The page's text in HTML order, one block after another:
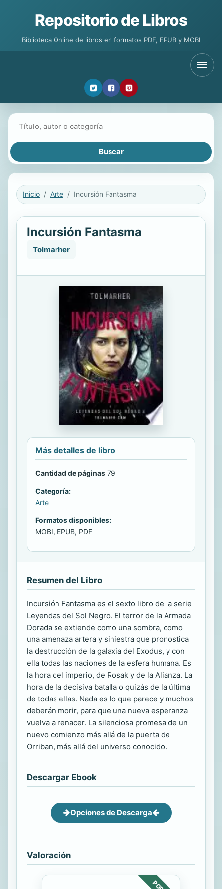
Repositorio de Libros
Biblioteca Online de libros en formatos PDF, EPUB y MOBI
Inicio Arte Incursión Fantasma
Incursión Fantasma
Tolmarher
Más detalles de libro
Cantidad de páginas 79
Categoría:
Arte
Formatos disponibles:
MOBI, EPUB, PDF
Resumen del Libro
Incursión Fantasma es el sexto libro de la serie
Leyendas del Sol Negro. El terror de la Armada
Dorada se extiende como una sombra, como
una amenaza artera y siniestra que pronostica
la destrucción de la galaxia del Exodus, y con
ella todas las naciones de la esfera humana. Es
la hora del imperio, de Rosak y de la Alianza. La
hora de la decisiva batalla o quizás de la última
de todas ellas. Nada es lo que parece y muchos
deberán morir, para que una nueva esperanza
vuelva a renacer. La silenciosa promesa de un
nuevo comienzo más allá de la puerta de
Orriban, más allá del universo conocido.
Descargar Ebook
Opciones de Descarga
Valoración